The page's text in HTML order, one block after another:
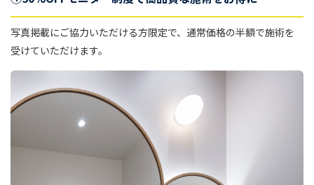
写真掲載にご協力いただける方限定で、通常価格の半額で施術を
受けていただけます。